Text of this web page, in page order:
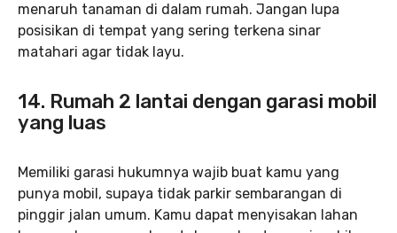
menaruh tanaman di dalam rumah. Jangan lupa
posisikan di tempat yang sering terkena sinar
matahari agar tidak layu.
14. Rumah 2 lantai dengan garasi mobil
yang luas
Memiliki garasi hukumnya wajib buat kamu yang
punya mobil, supaya tidak parkir sembarangan di
pinggir jalan umum. Kamu dapat menyisakan lahan